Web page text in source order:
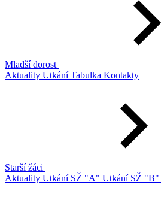
Mladší dorost
Aktuality UtkáníTabulka Kontakty
Starší žáci
Aktuality Utkání SŽ "A" Utkání SŽ "B"